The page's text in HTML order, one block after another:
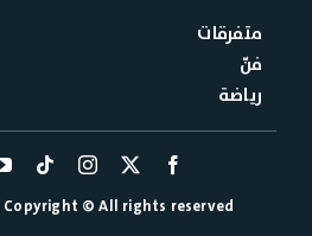
متفرقات
فنّ
رياضة
Copyright © All rights reserved